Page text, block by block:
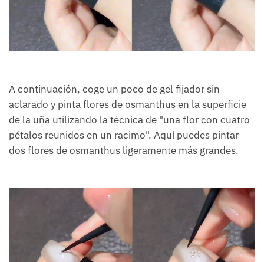
A continuación, coge un poco de gel fijador sin
aclarado y pinta flores de osmanthus en la superficie
de la uña utilizando la técnica de "una flor con cuatro
pétalos reunidos en un racimo". Aquí puedes pintar
dos flores de osmanthus ligeramente más grandes.